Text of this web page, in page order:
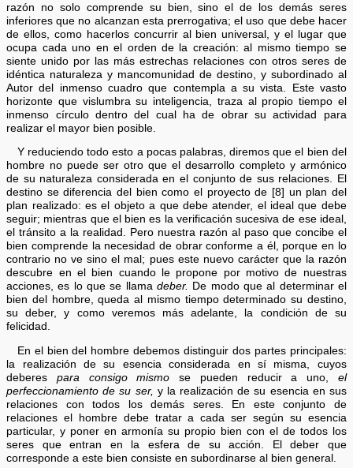
razón no solo comprende su bien, sino el de los demás seres
inferiores que no alcanzan esta prerrogativa; el uso que debe hacer
de ellos, como hacerlos concurrir al bien universal, y el lugar que
ocupa cada uno en el orden de la creación: al mismo tiempo se
siente unido por las más estrechas relaciones con otros seres de
idéntica naturaleza y mancomunidad de destino, y subordinado al
Autor del inmenso cuadro que contempla a su vista. Este vasto
horizonte que vislumbra su inteligencia, traza al propio tiempo el
inmenso círculo dentro del cual ha de obrar su actividad para
realizar el mayor bien posible.
Y reduciendo todo esto a pocas palabras, diremos que el bien del
hombre no puede ser otro que el desarrollo completo y armónico
de su naturaleza considerada en el conjunto de sus relaciones. El
destino se diferencia del bien como el proyecto de [8] un plan del
plan realizado: es el objeto a que debe atender, el ideal que debe
seguir; mientras que el bien es la verificación sucesiva de ese ideal,
el tránsito a la realidad. Pero nuestra razón al paso que concibe el
bien comprende la necesidad de obrar conforme a él, porque en lo
contrario no ve sino el mal; pues este nuevo carácter que la razón
descubre en el bien cuando le propone por motivo de nuestras
acciones, es lo que se llama deber. De modo que al determinar el
bien del hombre, queda al mismo tiempo determinado su destino,
su deber, y como veremos más adelante, la condición de su
felicidad.
En el bien del hombre debemos distinguir dos partes principales:
la realización de su esencia considerada en sí misma, cuyos
deberes para consigo mismo se pueden reducir a uno, el
perfeccionamiento de su ser, y la realización de su esencia en sus
relaciones con todos los demás seres. En este conjunto de
relaciones el hombre debe tratar a cada ser según su esencia
particular, y poner en armonía su propio bien con el de todos los
seres que entran en la esfera de su acción. El deber que
corresponde a este bien consiste en subordinarse al bien general.